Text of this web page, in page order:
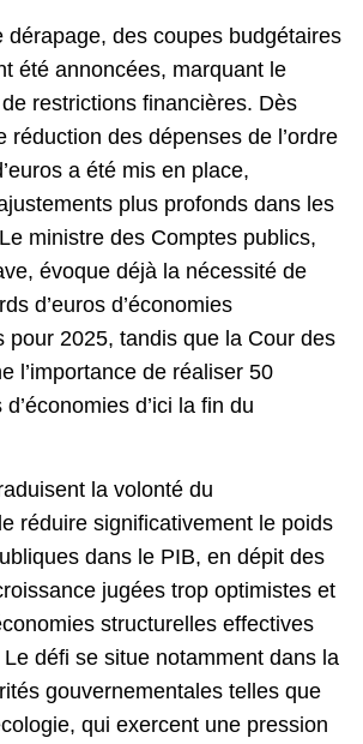
dérapage, des coupes budgétaires
été annoncées, marquant le
restrictions financières. Dès
réduction des dépenses de l’ordre
a été mis en place,
plus profonds dans les
ministre des Comptes publics,
évoque déjà la nécessité de
d’euros d’économies
pour 2025, tandis que la Cour des
l’importance de réaliser 50
d’ici la fin du
la volonté du
réduire significativement le poids
dans le PIB, en dépit des
jugées trop optimistes et
structurelles effectives
Le défi se situe notamment dans la
gouvernementales telles que
qui exercent une pression